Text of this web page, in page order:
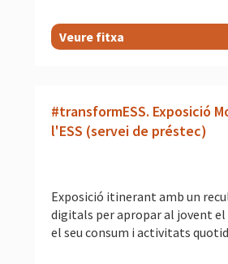
Veure fitxa
#transformESS. Exposició
l'ESS (servei de préstec)
Exposició itinerant amb un
digitals per apropar al jovent el
el seu consum i activitats